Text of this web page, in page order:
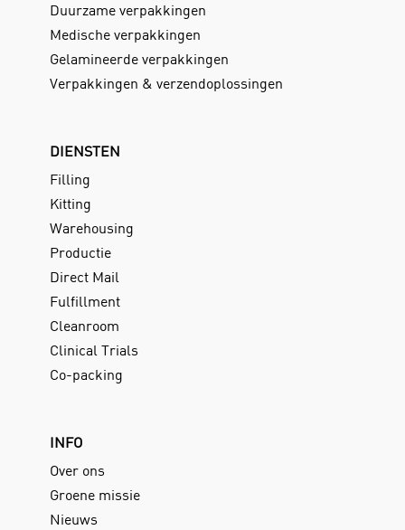
Duurzame verpakkingen
Medische verpakkingen
Gelamineerde verpakkingen
Verpakkingen & verzendoplossingen
DIENSTEN
Filling
Kitting
Warehousing
Productie
Direct Mail
Fulfillment
Cleanroom
Clinical Trials
Co-packing
INFO
Over ons
Groene missie
Nieuws